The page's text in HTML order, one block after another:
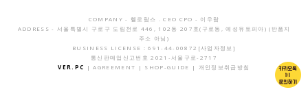
COMPANY - 헬로람스 . CEO CPO - 이우람
ADDRESS - 서울특별시 구로구 도림천로 446, 102동 207호(구로동, 예성유토피아) (반품지
주소 아님)
BUSINESS LICENSE : 691-44-00872 [사업자정보]
통신판매업신고번호 2021-서울구로-2717
VER.PC
|AGREEMENT | SHOP-GUIDE | 개인정보취급방침